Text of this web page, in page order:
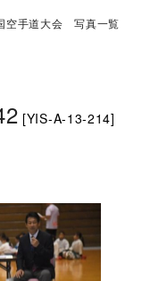
空手道大会 写真一覧
[YIS-A-13-214]